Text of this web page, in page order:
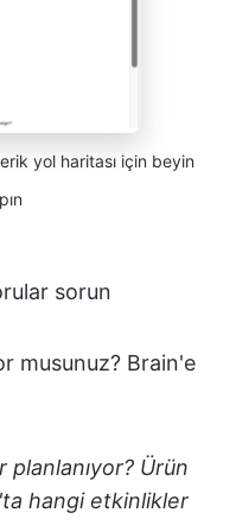
yol haritası için beyin
sorun
musunuz? Brain'e
planlanıyor? Ürün
hangi etkinlikler